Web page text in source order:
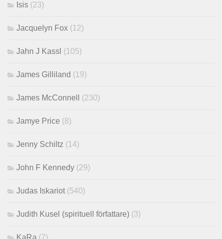
Isis (23)
Jacquelyn Fox (12)
Jahn J Kassl (105)
James Gilliland (19)
James McConnell (230)
Jamye Price (8)
Jenny Schiltz (14)
John F Kennedy (29)
Judas Iskariot (540)
Judith Kusel (spirituell författare) (3)
KaRa (7)